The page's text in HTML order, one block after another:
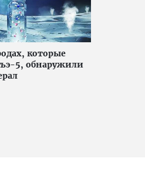
которые
5, обнаружили